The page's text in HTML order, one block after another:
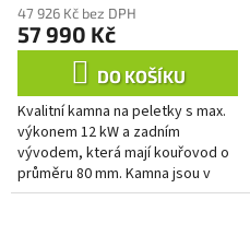
47 926 Kč bez DPH
57 990 Kč
DO KOŠÍKU
Kvalitní kamna na peletky s max.
výkonem 12 kW a zadním
vývodem, která mají kouřovod o
průměru 80 mm. Kamna jsou v
krásné hnědé barvě, která